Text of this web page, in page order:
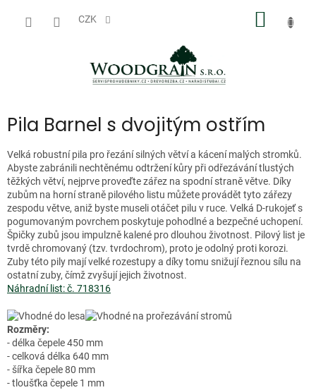
CZK
Pila Barnel s dvojitým ostřím
Velká robustní pila pro řezání silných větví a kácení malých stromků.
Abyste zabránili nechtěnému odtržení kůry při odřezávání tlustých
těžkých větví, nejprve proveďte zářez na spodní straně větve. Díky
zubům na horní straně pilového listu můžete provádět tyto zářezy
zespodu větve, aniž byste museli otáčet pilu v ruce. Velká D-rukojeť s
pogumovaným povrchem poskytuje pohodlné a bezpečné uchopení.
Špičky zubů jsou impulzně kalené pro dlouhou životnost. Pilový list je
tvrdě chromovaný (tzv. tvrdochrom), proto je odolný proti korozi.
Zuby této pily mají velké rozestupy a díky tomu snižují řeznou sílu na
ostatní zuby, čímž zvyšují jejich životnost.
Náhradní list: č. 718316
Rozměry:
- délka čepele 450 mm
- celková délka 640 mm
- šířka čepele 80 mm
- tloušťka čepele 1 mm